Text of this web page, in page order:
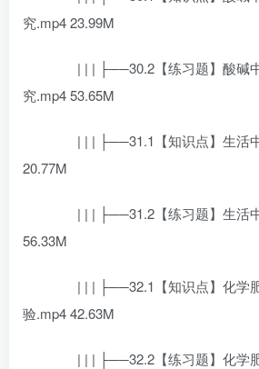
究.mp4 23.99M
| | | ├──30.2【练习题】酸碱
究.mp4 53.65M
| | | ├──31.1【知识点】生活
20.77M
| | | ├──31.2【练习题】生活
56.33M
| | | ├──32.1【知识点】化学
验.mp4 42.63M
| | | ├──32.2【练习题】化学